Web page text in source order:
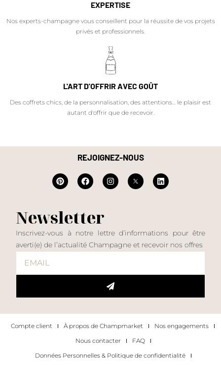
EXPERTISE
Nos experts-champagne vous conseillent pour la réussite de vos projets
privés et professionnels.
L'ART D'OFFRIR AVEC GOÛT
Des coffrets chics, de la personnalisation, des attentions… le plaisir est
autant d'offrir que de recevoir.
REJOIGNEZ-NOUS
Newsletter
Inscrivez-vous à notre lettre d’informations pour être
averti(e) de l’actualité Champagne et recevoir nos offres
Compte client À propos de Champmarket
Nos engagements
Nous contacter
FAQ
Données Personnelles & Politique de confidentialité